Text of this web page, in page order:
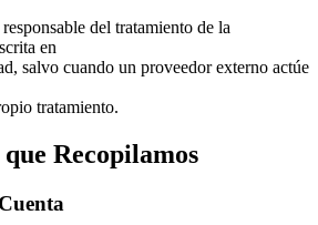
del tratamiento de la
en
salvo cuando un proveedor externo actúe
tratamiento.
Recopilamos